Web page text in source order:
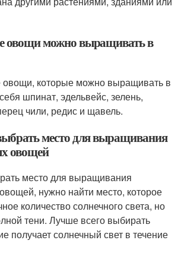
овощи можно выращивать в
овощи, которые можно выращивать в
шпинат, эдельвейс, зелень,
чили, редис и щавель.
место для выращивания
овощей
место для выращивания
нужно найти место, которое
количество солнечного света, но
тени. Лучше всего выбирать
получает солнечный свет в течение